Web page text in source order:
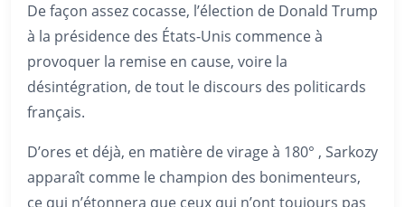
De façon assez cocasse, l’élection de Donald Trump
à la présidence des États-Unis commence à
provoquer la remise en cause, voire la
désintégration, de tout le discours des politicards
français.
D’ores et déjà, en matière de virage à 180° , Sarkozy
apparaît comme le champion des bonimenteurs,
ce qui n’étonnera que ceux qui n’ont toujours pas